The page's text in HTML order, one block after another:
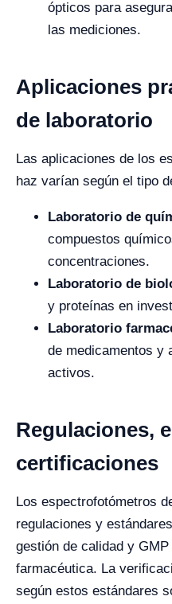
ópticos para
las mediciones.
Aplicaciones
de laboratorio
Las aplicaciones de los
haz varían según el tipo
Laboratorio de
compuestos
concentraciones.
Laboratorio de
y proteínas en
Laboratorio
de medicamentos y
activos.
Regulaciones,
certificaciones
Los espectrofotómetros
regulaciones y
gestión de calidad y
farmacéutica. La
según estos estándares